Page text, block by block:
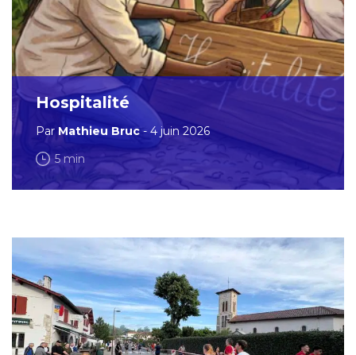
Hospitalité
Par Mathieu Bruc- 4 juin 2026
5 min